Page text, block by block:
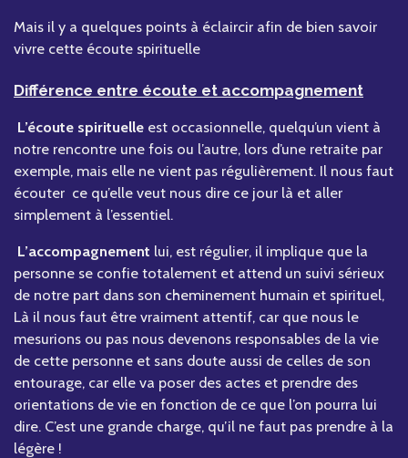
Mais il y a quelques points à éclaircir afin de bien savoir
vivre cette écoute spirituelle
Différence entre écoute et accompagnement
L’écoute spirituelle est occasionnelle, quelqu’un vient à
notre rencontre une fois ou l’autre, lors d’une retraite par
exemple, mais elle ne vient pas régulièrement. Il nous faut
écouter ce qu’elle veut nous dire ce jour là et aller
simplement à l’essentiel.
L’accompagnement lui, est régulier, il implique que la
personne se confie totalement et attend un suivi sérieux
de notre part dans son cheminement humain et spirituel,
Là il nous faut être vraiment attentif, car que nous le
mesurions ou pas nous devenons responsables de la vie
de cette personne et sans doute aussi de celles de son
entourage, car elle va poser des actes et prendre des
orientations de vie en fonction de ce que l’on pourra lui
dire. C’est une grande charge, qu’il ne faut pas prendre à la
légère !